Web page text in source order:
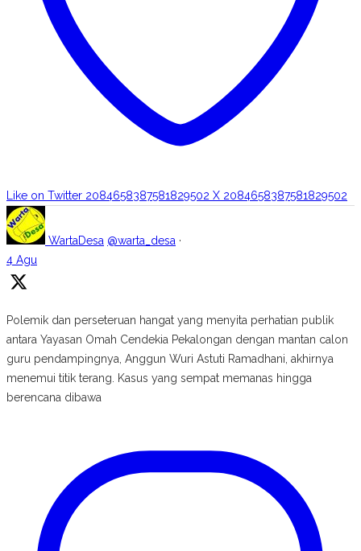
Like on Twitter 2084658387581829502 X 2084658387581829502
WartaDesa @warta_desa ·
4 Agu
Polemik dan perseteruan hangat yang menyita perhatian publik
antara Yayasan Omah Cendekia Pekalongan dengan mantan calon
guru pendampingnya, Anggun Wuri Astuti Ramadhani, akhirnya
menemui titik terang. Kasus yang sempat memanas hingga
berencana dibawa